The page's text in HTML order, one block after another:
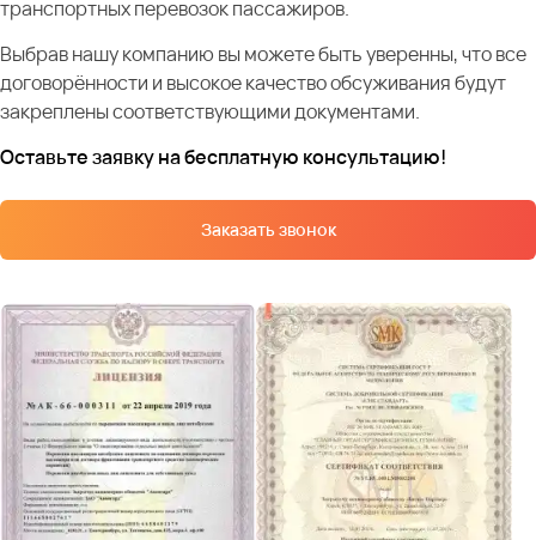
транспортных перевозок пассажиров.
Выбрав нашу компанию вы можете быть уверенны, что все
договорённости и высокое качество обсуживания будут
закреплены соответствующими документами.
Оставьте заявку на бесплатную консультацию!
Заказать звонок